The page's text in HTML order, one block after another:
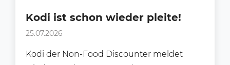
Kodi ist schon wieder pleite!
25.07.2026
Kodi der Non-Food Discounter meldet